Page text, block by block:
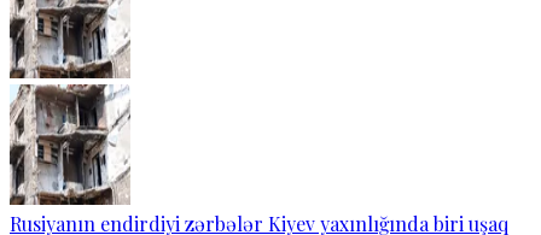
Rusiyanın endirdiyi zərbələr Kiyev yaxınlığında biri uşaq